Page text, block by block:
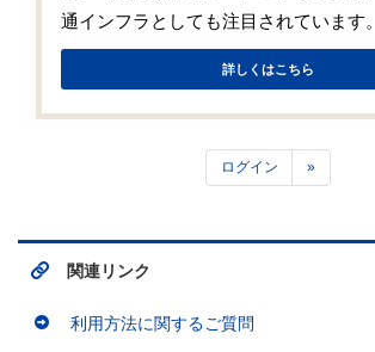
通インフラとしても注目されています。
詳しくはこちら
ログイン »
関連リンク
利用方法に関するご質問